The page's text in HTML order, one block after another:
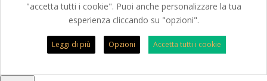
"accetta tutti i cookie". Puoi anche personalizzare la tua
esperienza cliccando su "opzioni".
Leggi di più Opzioni Accetta tutti i cookie